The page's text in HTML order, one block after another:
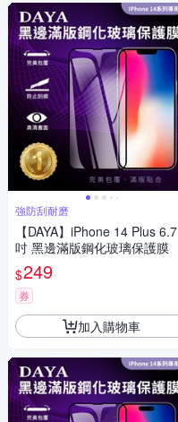
強防刮耐磨
【DAYA】iPhone 14 Plus 6.7
吋 黑邊滿版鋼化玻璃保護膜
$249
券
加入購物車